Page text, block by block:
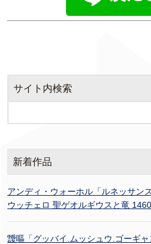
サイト内検索
新着作品
アンディ・ウォーホル「ルネッサン
ウッチェロ 聖ゲオルギウスと竜
靉嘔「グッバイ.ムッシュウ.ゴーギ